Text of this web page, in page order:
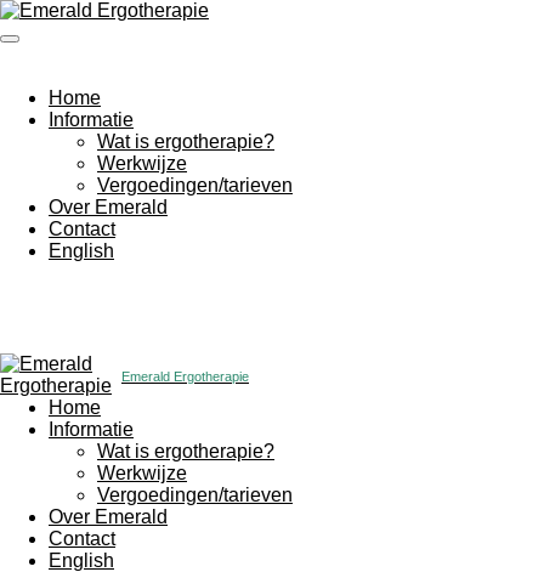
Ga
direct
hoofdinhoud
Home
Informatie
Wat is ergotherapie?
Werkwijze
Vergoedingen/tarieven
Over Emerald
Contact
English
Emerald Ergotherapie
Home
Informatie
Wat is ergotherapie?
Werkwijze
Vergoedingen/tarieven
Over Emerald
Contact
English